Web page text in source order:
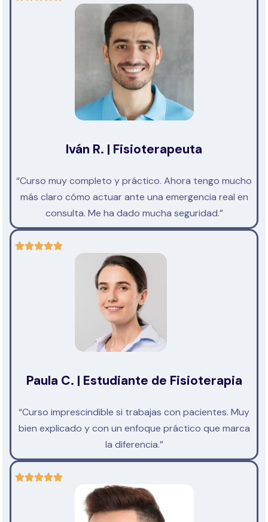
Iván R. | Fisioterapeuta
“Curso muy completo y práctico. Ahora tengo mucho
más claro cómo actuar ante una emergencia real en
consulta. Me ha dado mucha seguridad.”
Paula C. | Estudiante de Fisioterapia
“Curso imprescindible si trabajas con pacientes. Muy
bien explicado y con un enfoque práctico que marca
la diferencia.”